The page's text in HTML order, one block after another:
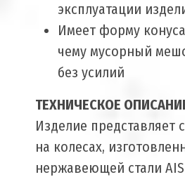
эксплуатации
Имеет форму
чему мусорный
без усилий
ТЕХНИЧЕСКОЕ
Изделие представляет
на колесах,
нержавеющей стали